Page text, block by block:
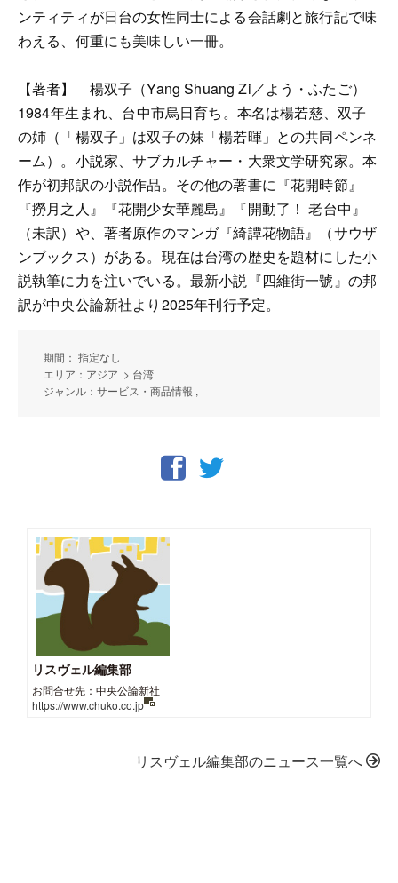
ンティティが日台の女性同士による会話劇と旅行記で味
わえる、何重にも美味しい一冊。
【著者】 楊双子（Yang Shuang Zi／よう・ふたご）
1984年生まれ、台中市烏日育ち。本名は楊若慈、双子
の姉（「楊双子」は双子の妹「楊若暉」との共同ペンネ
ーム）。小説家、サブカルチャー・大衆文学研究家。本
作が初邦訳の小説作品。その他の著書に『花開時節』
『撈月之人』『花開少女華麗島』『開動了！ 老台中』
（未訳）や、著者原作のマンガ『綺譚花物語』（サウザ
ンブックス）がある。現在は台湾の歴史を題材にした小
説執筆に力を注いでいる。最新小説『四維街一號』の邦
訳が中央公論新社より2025年刊行予定。
期間： 指定なし
エリア：アジア > 台湾
ジャンル：サービス・商品情報 ,
リスヴェル編集部
お問合せ先：中央公論新社
https://www.chuko.co.jp
リスヴェル編集部のニュース一覧へ